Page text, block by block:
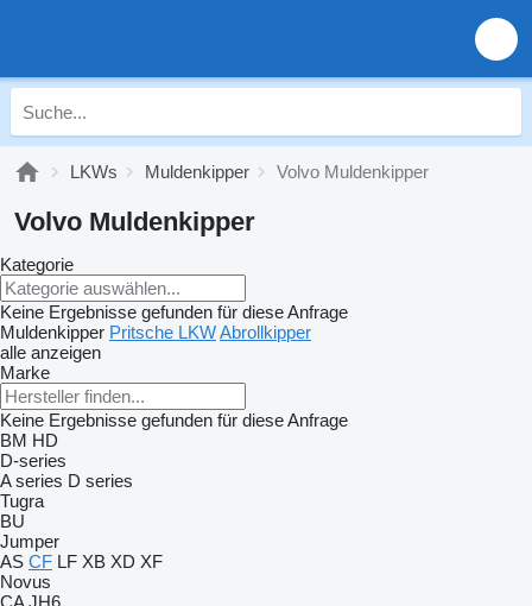
LKWs Muldenkipper Volvo Muldenkipper
Volvo Muldenkipper
Kategorie
Keine Ergebnisse gefunden für diese Anfrage
Muldenkipper Pritsche LKWAbrollkipper
alle anzeigen
Marke
Keine Ergebnisse gefunden für diese Anfrage
BM HD
D-series
A series D series
Tugra
BU
Jumper
AS CF LF XB XD XF
Novus
CA JH6